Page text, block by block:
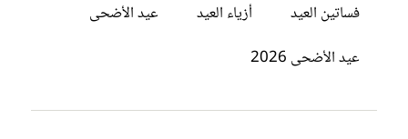
فساتين العيد أزياء العيد
عيد الأضحى
عيد الأضحى 2026